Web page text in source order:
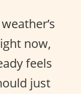
now,
feels
just